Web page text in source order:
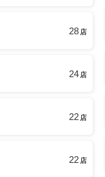
28 店
24 店
22 店
22 店